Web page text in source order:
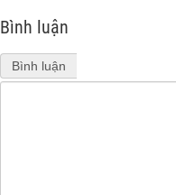
Bình luận
Bình luận